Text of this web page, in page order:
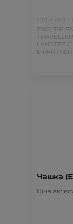
Підходить
2008; 308;
TRAVELLER;
LANDTREK;
E-PARTNER
Чашка
Ціна